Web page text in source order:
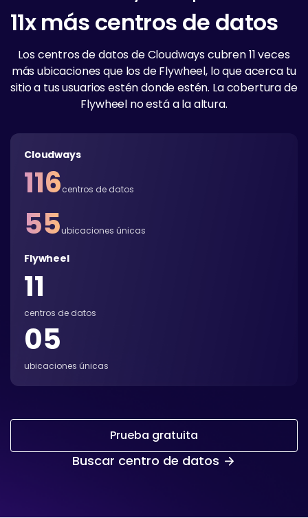
11x más centros de datos
Los centros de datos de Cloudways cubren 11 veces
más ubicaciones que los de Flywheel, lo que acerca tu
sitio a tus usuarios estén donde estén. La cobertura de
Flywheel no está a la altura.
Cloudways
116centros de datos
55ubicaciones únicas
Flywheel
11
centros de datos
05
ubicaciones únicas
Prueba gratuita
Buscar centro de datos